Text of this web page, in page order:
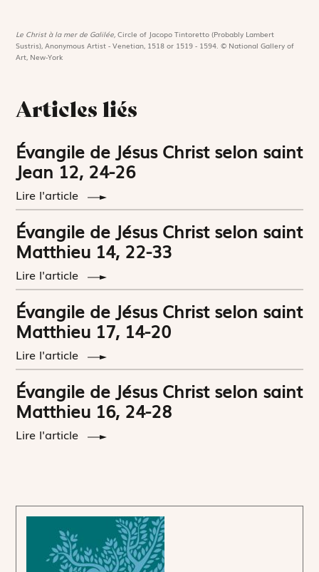
Le Christ à la mer de Galilée,Circle of Jacopo Tintoretto (Probably Lambert
Sustris), Anonymous Artist - Venetian, 1518 or 1519 - 1594. © National Gallery of
Art, New-York
Articles liés
Évangile de Jésus Christ selon saint
Jean 12, 24-26
Lire l'article
Évangile de Jésus Christ selon saint
Matthieu 14, 22-33
Lire l'article
Évangile de Jésus Christ selon saint
Matthieu 17, 14-20
Lire l'article
Évangile de Jésus Christ selon saint
Matthieu 16, 24-28
Lire l'article